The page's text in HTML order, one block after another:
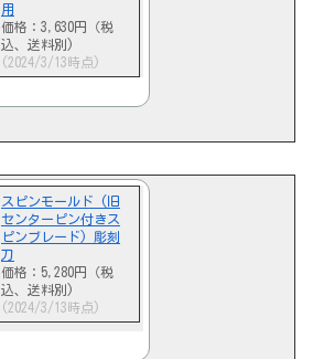
用
価格：3,630円（税
込、送料別)
(2024/3/13時点)
スピンモールド (旧
センターピン付きス
ピンブレード) 彫刻
刀
価格：5,280円（税
込、送料別)
(2024/3/13時点)